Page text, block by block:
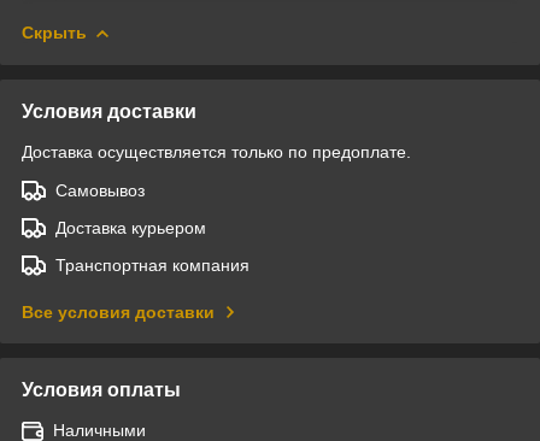
Скрыть
Условия доставки
Доставка осуществляется только по предоплате.
Самовывоз
Доставка курьером
Транспортная компания
Все условия доставки
Условия оплаты
Наличными